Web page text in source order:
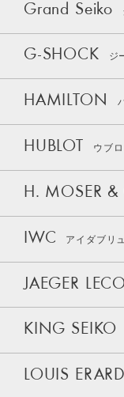
Grand Seiko
G-SHOCK ジ
HAMILTON
HUBLOT ウブロ
H. MOSER &
IWC アイダブリ
JAEGER
KING SEIKO
LOUIS ERARD